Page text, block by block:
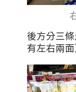
後方分三
有左右兩